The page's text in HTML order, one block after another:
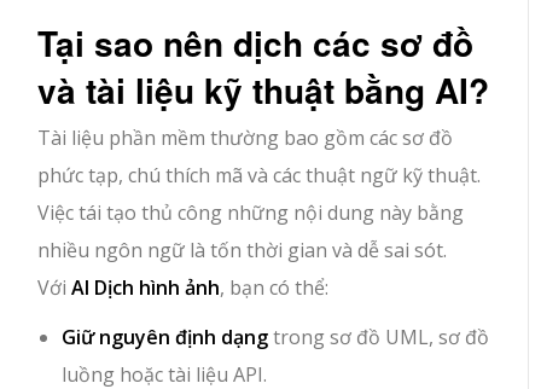
Tại sao nên dịch các sơ đồ
và tài liệu kỹ thuật bằng AI?
Tài liệu phần mềm thường bao gồm các sơ đồ
phức tạp, chú thích mã và các thuật ngữ kỹ thuật.
Việc tái tạo thủ công những nội dung này bằng
nhiều ngôn ngữ là tốn thời gian và dễ sai sót.
VớiAI Dịch hình ảnh, bạn có thể:
Giữ nguyên định dạngtrong sơ đồ UML, sơ đồ
luồng hoặc tài liệu API.